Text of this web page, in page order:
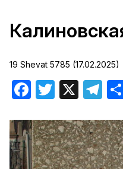
19 Shevat 5785 (17.02.2025)
Facebook
Twitter